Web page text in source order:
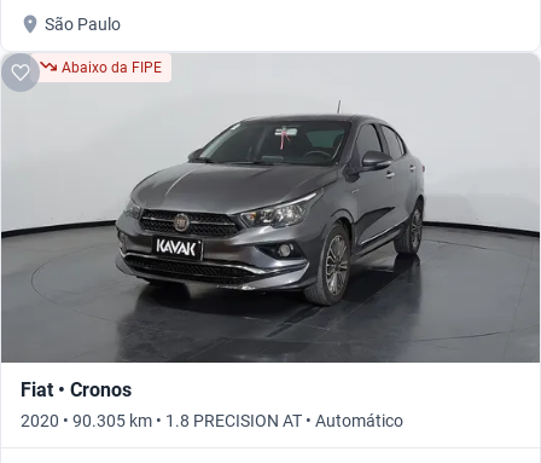
São Paulo
Abaixo da FIPE
Fiat • Cronos
2020 • 90.305 km • 1.8 PRECISION AT • Automático